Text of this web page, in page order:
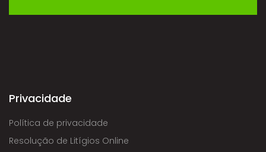
Privacidade
Política de privacidade
Resolução de Litígios Online